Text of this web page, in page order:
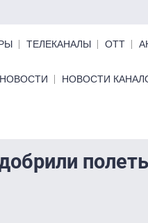
ТЕЛЕКАНАЛЫ ОТТ
НОВОСТИ НОВОСТИ